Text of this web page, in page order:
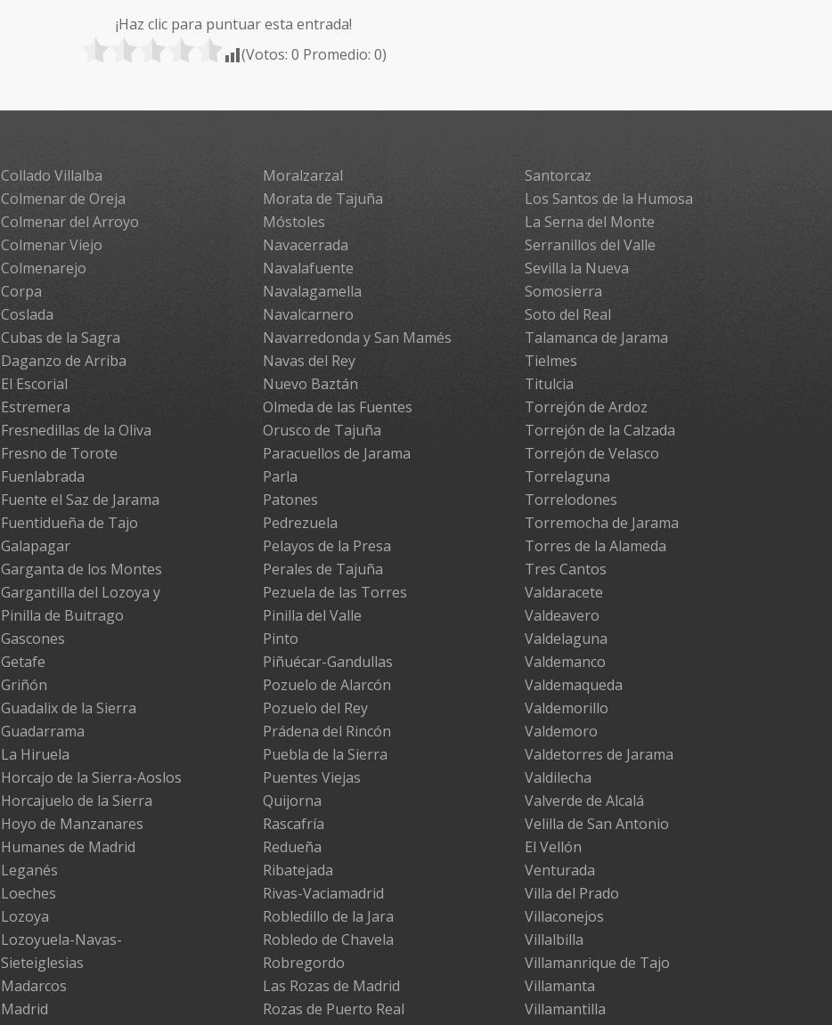
¡Haz clic para puntuar esta entrada!
(Votos: 0 Promedio: 0)
Collado Villalba
Colmenar de Oreja
Colmenar del Arroyo
Colmenar Viejo
Colmenarejo
Corpa
Coslada
Cubas de la Sagra
Daganzo de Arriba
El Escorial
Estremera
Fresnedillas de la Oliva
Fresno de Torote
Fuenlabrada
Fuente el Saz de Jarama
Fuentidueña de Tajo
Galapagar
Garganta de los Montes
Gargantilla del Lozoya y
Pinilla de Buitrago
Gascones
Getafe
Griñón
Guadalix de la Sierra
Guadarrama
La Hiruela
Horcajo de la Sierra-Aoslos
Horcajuelo de la Sierra
Hoyo de Manzanares
Humanes de Madrid
Leganés
Loeches
Lozoya
Lozoyuela-Navas-
Sieteiglesias
Madarcos
Madrid
Moralzarzal
Morata de Tajuña
Móstoles
Navacerrada
Navalafuente
Navalagamella
Navalcarnero
Navarredonda y San Mamés
Navas del Rey
Nuevo Baztán
Olmeda de las Fuentes
Orusco de Tajuña
Paracuellos de Jarama
Parla
Patones
Pedrezuela
Pelayos de la Presa
Perales de Tajuña
Pezuela de las Torres
Pinilla del Valle
Pinto
Piñuécar-Gandullas
Pozuelo de Alarcón
Pozuelo del Rey
Prádena del Rincón
Puebla de la Sierra
Puentes Viejas
Quijorna
Rascafría
Redueña
Ribatejada
Rivas-Vaciamadrid
Robledillo de la Jara
Robledo de Chavela
Robregordo
Las Rozas de Madrid
Rozas de Puerto Real
Santorcaz
Los Santos de la Humosa
La Serna del Monte
Serranillos del Valle
Sevilla la Nueva
Somosierra
Soto del Real
Talamanca de Jarama
Tielmes
Titulcia
Torrejón de Ardoz
Torrejón de la Calzada
Torrejón de Velasco
Torrelaguna
Torrelodones
Torremocha de Jarama
Torres de la Alameda
Tres Cantos
Valdaracete
Valdeavero
Valdelaguna
Valdemanco
Valdemaqueda
Valdemorillo
Valdemoro
Valdetorres de Jarama
Valdilecha
Valverde de Alcalá
Velilla de San Antonio
El Vellón
Venturada
Villa del Prado
Villaconejos
Villalbilla
Villamanrique de Tajo
Villamanta
Villamantilla